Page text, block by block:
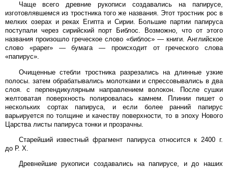
Чаще всего древние рукописи создавались на папирусе,
изготовлявшемся из тростника того же названия. Этот тростник рос в
мелких озерах и реках Египта и Сирии. Большие партии папируса
поступали через сирийский порт Библос. Возможно, что от этого
названия произошло греческое слово «библос» — книги. Английское
слово «paper» — бумага — происходит от греческого слова
«папирус».
Очищенные стебли тростника разрезались на длинные узкие
полосы. затем обрабатывались молотками и спрессовывались в два
слоя. с перпендикулярным направлением волокон. После сушки
желтоватая поверхность полировалась камнем. Плинии пишет о
нескольких сортах папируса, и если более ранний папирус
варьируется по толщине и качеству поверхности, то в эпоху Нового
Царства листы папируса тонки и прозрачны.
Старейший известный фрагмент папируса относится к 2400 г.
до Р. Х.
Древнейшие рукописи создавались на папирусе, и до наших